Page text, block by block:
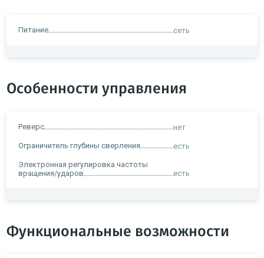
Питание сеть
Особенности управления
Реверс нет
Ограничитель глубины сверления есть
Электронная регулировка частоты
вращения/ударов
есть
Функциональные возможности